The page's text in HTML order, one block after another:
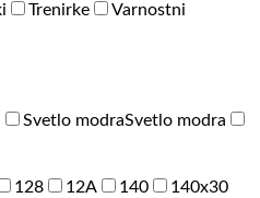
Trenirke
Varnostni
Svetlo modraSvetlo modra
128 12A 140
140x30